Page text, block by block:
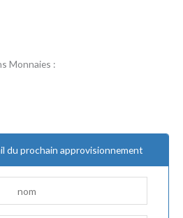
Monnaies :
du prochain approvisionnement